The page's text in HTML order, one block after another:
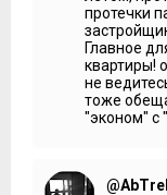
С
планировочных
первом обзоре
Квартирный
внимание, как с
***
протечки
Главное
квартиры!
не
тоже
"эконом" с